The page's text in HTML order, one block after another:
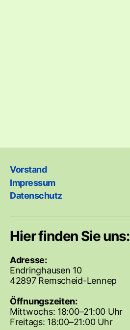
Vorstand
Impressum
Datenschutz
Hier finden Sie uns:
Adresse:
Endringhausen 10
42897 Remscheid-Lennep
Öffnungszeiten:
Mittwochs: 18:00–21:00 Uhr
Freitags: 18:00–21:00 Uhr